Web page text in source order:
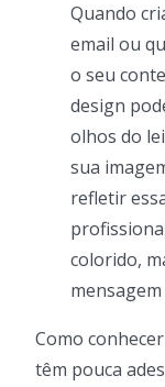
Quando
email ou
o seu
design
olhos do
sua
refletir
colorido,
Como
têm pouca